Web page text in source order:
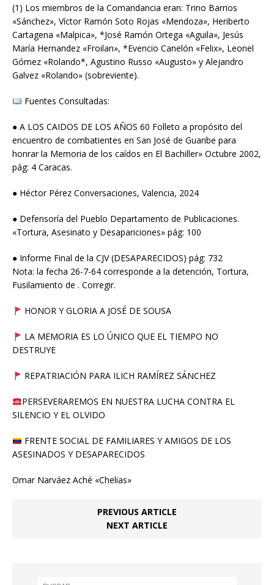
(1) Los miembros de la Comandancia eran: Trino Barrios
«Sánchez», Víctor Ramón Soto Rojas «Mendoza», Heriberto
Cartagena «Malpica», *José Ramón Ortega «Aguila», Jesús
María Hernandez «Froilan», *Evencio Canelón «Felix», Leonel
Gómez «Rolando*, Agustino Russo «Augusto» y Alejandro
Galvez «Rolando» (sobreviente).
Fuentes Consultadas:
● A LOS CAIDOS DE LOS AÑOS 60 Folleto a propósito del
encuentro de combatientes en San José de Guaribe para
honrar la Memoria de los caídos en El Bachiller» Octubre 2002,
pág: 4 Caracas.
● Héctor Pérez Conversaciones, Valencia, 2024
● Defensoría del Pueblo Departamento de Publicaciones.
«Tortura, Asesinato y Desapariciones» pág: 100
● Informe Final de la CJV (DESAPARECIDOS) pág: 732
Nota: la fecha 26-7-64 corresponde a la detención, Tortura,
Fusilamiento de . Corregir.
HONOR Y GLORIA A JOSÉ DE SOUSA
LA MEMORIA ES LO ÚNICO QUE EL TIEMPO NO
DESTRUYE
REPATRIACIÓN PARA ILICH RAMÍREZ SÁNCHEZ
PERSEVERAREMOS EN NUESTRA LUCHA CONTRA EL
SILENCIO Y EL OLVIDO
FRENTE SOCIAL DE FAMILIARES Y AMIGOS DE LOS
ASESINADOS Y DESAPARECIDOS
Omar Narváez Aché «Chelias»
PREVIOUS ARTICLE
NEXT ARTICLE